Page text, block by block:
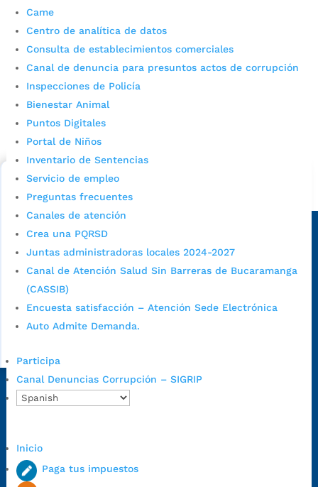
Came
Centro de analítica de datos
Consulta de establecimientos comerciales
Canal de denuncia para presuntos actos de corrupción
Inspecciones de Policía
Bienestar Animal
Puntos Digitales
Portal de Niños
Inventario de Sentencias
Servicio de empleo
Preguntas frecuentes
Canales de atención
Crea una PQRSD
Juntas administradoras locales 2024-2027
Canal de Atención Salud Sin Barreras de Bucaramanga
(CASSIB)
Encuesta satisfacción – Atención Sede Electrónica
Auto Admite Demanda.
Participa
Canal Denuncias Corrupción – SIGRIP
Inicio
Paga tus impuestos
Cupos Escolares Bucaramanga 2022
Consulta aqui los pasos para inscribirse y solicitar un
cupo escolar en los colegios oficiales de
Bucaramanga.
Alcaldía de Bucaramanga
Sede principal
Dirección Fase I:
Calle 35 # 10-43, Bucaramanga, Santander,
Colombia
Código Postal:680006. Código Dane: 68001.